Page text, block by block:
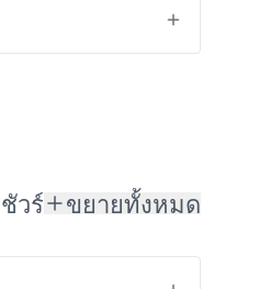
วร์ ขยายทั้งหมด